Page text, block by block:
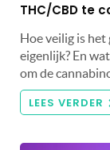
THC/CBD te
Hoe veilig is het
eigenlijk? En
om de
LEES VERDER